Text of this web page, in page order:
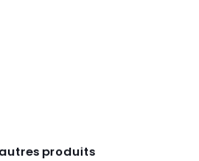
produits